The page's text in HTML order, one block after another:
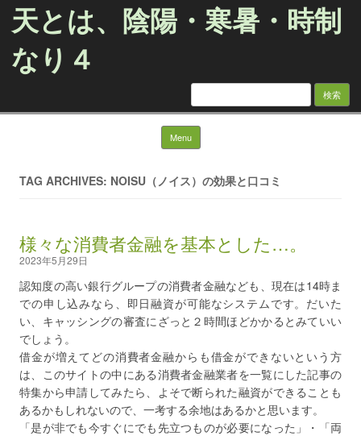
天とは、陰陽・寒暑・時制
なり４
検
Menu Skip to content
TAG ARCHIVES: NOISU（ノイス）の効果と口コミ
様々な消費者金融を基本とした…。
2023年5月29日
認知度の高い銀行グループの消費者金融なども、現在は14時ま
での申し込みなら、即日融資が可能なシステムです。だいた
い、キャッシングの審査にざっと２時間ほどかかるとみていい
でしょう。
借金が増えてどの消費者金融からも借金ができないという方
は、このサイトの中にある消費者金融業者を一覧にした記事の
特集から申請してみたら、よそで断られた融資ができることも
あるかもしれないので、一考する余地はあるかと思います。
「是が非でも今すぐにでも先立つものが必要になった」・「両